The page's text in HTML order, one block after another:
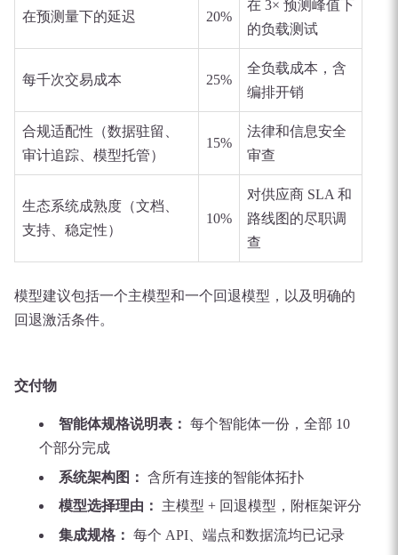
在预测量下的延迟 20%
在 3× 预测峰值下
的负载测试
每千次交易成本 25%
全负载成本，含
编排开销
合规适配性（数据驻留、
审计追踪、模型托管）
15%
法律和信息安全
审查
生态系统成熟度（文档、
支持、稳定性）
10%
对供应商 SLA 和
路线图的尽职调
查
模型建议包括一个主模型和一个回退模型，以及明确的
回退激活条件。
交付物
智能体规格说明表： 每个智能体一份，全部 10
个部分完成
系统架构图： 含所有连接的智能体拓扑
模型选择理由：
主模型 + 回退模型，附框架评分
集成规格： 每个 API、端点和数据流均已记录